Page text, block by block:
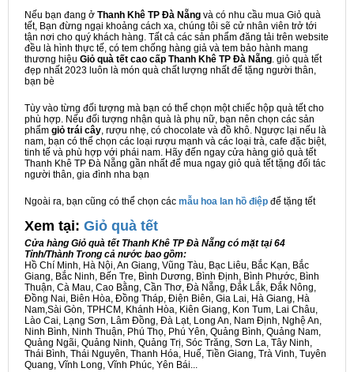
Nếu bạn đang ở Thanh Khê TP Đà Nẵng và có nhu cầu mua Giỏ quà
tết, Bạn đừng ngại khoảng cách xa, chúng tôi sẽ cử nhân viên trở tới
tận nơi cho quý khách hàng. Tất cả các sản phẩm đăng tải trên website
đều là hình thực tế, có tem chống hàng giả và tem bảo hành mang
thương hiệu Giỏ quà tết cao cấp Thanh Khê TP Đà Nẵng. giỏ quà tết
đẹp nhất 2023 luôn là món quà chất lượng nhất để tặng người thân,
bạn bè
Tùy vào từng đối tượng mà bạn có thể chọn một chiếc hộp quà tết cho
phù hợp. Nếu đối tượng nhận quà là phụ nữ, bạn nên chọn các sản
phẩm giỏ trái cây, rượu nhẹ, có chocolate và đồ khô. Ngược lại nếu là
nam, bạn có thể chọn các loại rượu mạnh và các loại trà, cafe đặc biệt,
tinh tế và phù hợp với phái nam. Hãy đến ngay cửa hàng giỏ quà tết
Thanh Khê TP Đà Nẵng gần nhất để mua ngay giỏ quà tết tặng đối tác
người thân, gia đình nha bạn
Ngoài ra, bạn cũng có thể chọn các mẫu hoa lan hồ điệp để tặng tết
Xem tại: Giỏ quà tết
Cửa hàng Giỏ quà tết Thanh Khê TP Đà Nẵng có mặt tại 64
Tỉnh/Thành Trong cả nước bao gồm:
Hồ Chí Minh, Hà Nội, An Giang, Vũng Tàu, Bạc Liêu, Bắc Kạn, Bắc
Giang, Bắc Ninh, Bến Tre, Bình Dương, Bình Định, Bình Phước, Bình
Thuận, Cà Mau, Cao Bằng, Cần Thơ, Đà Nẵng, Đắk Lắk, Đắk Nông,
Đồng Nai, Biên Hòa, Đồng Tháp, Điện Biên, Gia Lai, Hà Giang, Hà
Nam,Sài Gòn, TPHCM, Khánh Hòa, Kiên Giang, Kon Tum, Lai Châu,
Lào Cai, Lạng Sơn, Lâm Đồng, Đà Lạt, Long An, Nam Định, Nghệ An,
Ninh Bình, Ninh Thuận, Phú Thọ, Phú Yên, Quảng Bình, Quảng Nam,
Quảng Ngãi, Quảng Ninh, Quảng Trị, Sóc Trăng, Sơn La, Tây Ninh,
Thái Bình, Thái Nguyên, Thanh Hóa, Huế, Tiền Giang, Trà Vinh, Tuyên
Quang, Vĩnh Long, Vĩnh Phúc, Yên Bái...